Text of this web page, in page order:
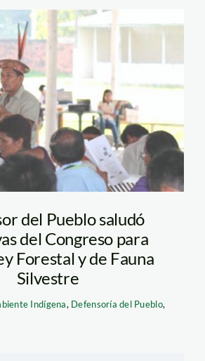
del Pueblo saludó
del Congreso para
Forestal y de Fauna
Silvestre
Indígena, Defensoría del Pueblo,